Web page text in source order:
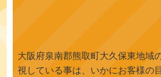
大阪府泉南郡熊取町大久保東地域
視している事は、いかにお客様の